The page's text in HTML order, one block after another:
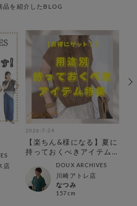
品を紹介したBLOG
店
2026-7-24
【楽ちん&様になる】夏に
持っておくべきアイテム
DOUX ARCHIVES
川崎アトレ店
なつみ
157cm